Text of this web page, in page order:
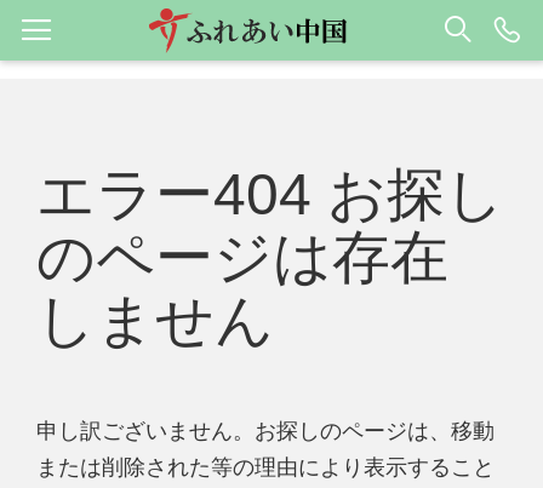
エラー404 お探し
のページは存在
しません
申し訳ございません。お探しのページは、移動
または削除された等の理由により表示すること